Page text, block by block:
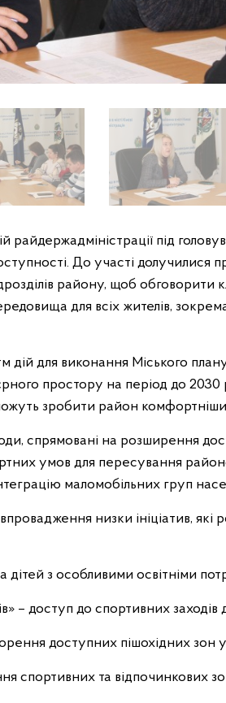
райдержадміністрації під
До участі долучилися
району, щоб обговорити
для всіх жителів,
дій для виконання Міського
простору на період до
зробити район
спрямовані на розширення
умов для пересування
маломобільних груп
низки ініціатив, які
дітей з особливими освітніми
– доступ до спортивних заходів
доступних пішохідних зон у
спортивних та відпочинкових